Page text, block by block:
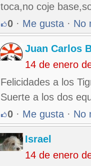
toca,no coje
0 · Me gusta · No
Juan Carlos
14 de enero
Felicidades a los
Suerte a los dos
0 · Me gusta · No
Israel
14 de enero